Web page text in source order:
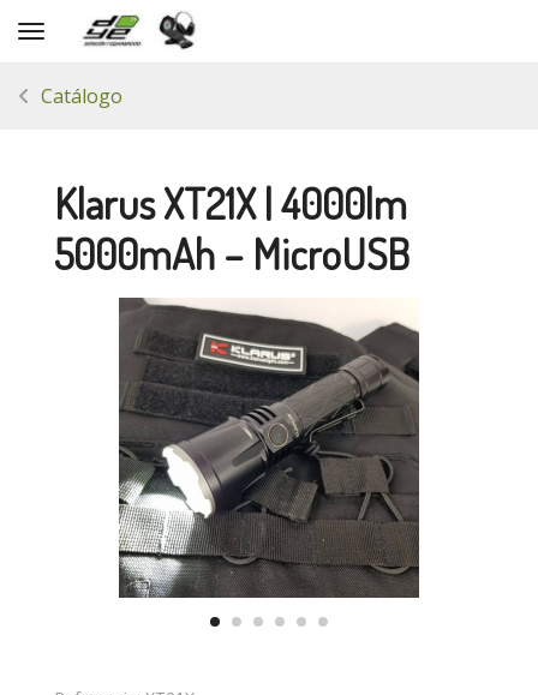
Toggle navigation
Catálogo
Klarus XT21X | 4000lm
5000mAh – MicroUSB